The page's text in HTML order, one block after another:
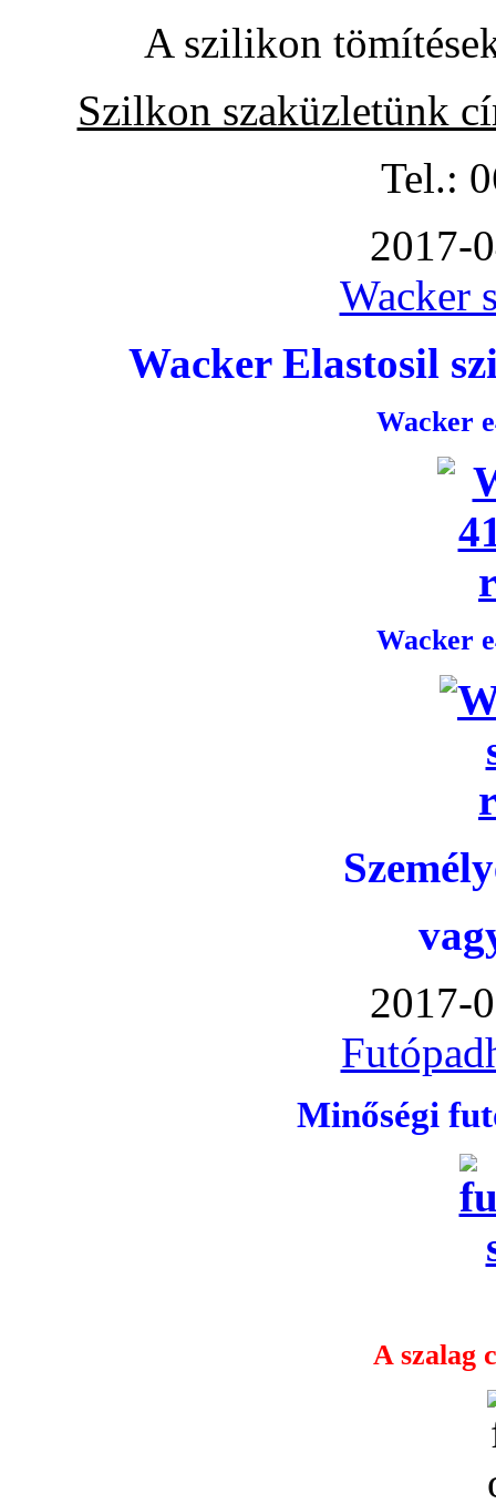
A szilikon
Szilkon szaküzletünk
Tel.:
2017-
Wacker
Wacker Elastosil
Wacker
Wacker
2017-
Minőségi
A szalag